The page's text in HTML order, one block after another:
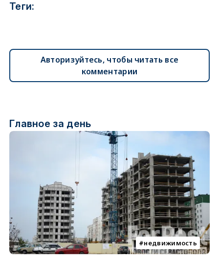
Теги:
Авторизуйтесь, чтобы читать все
комментарии
Главное за день
недвижимость